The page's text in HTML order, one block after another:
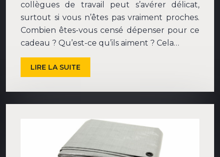
collègues de travail peut s’avérer délicat,
surtout si vous n’êtes pas vraiment proches.
Combien êtes-vous censé dépenser pour ce
cadeau ? Qu’est-ce qu’ils aiment ? Cela…
LIRE LA SUITE